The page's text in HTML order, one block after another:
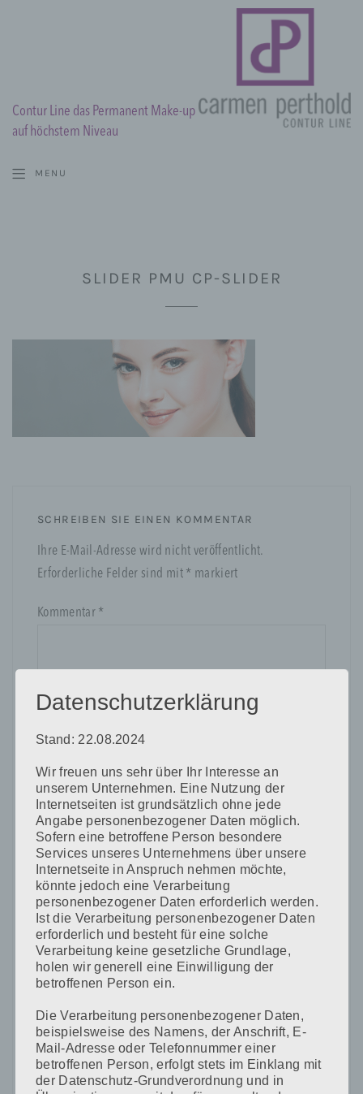
Contur Line das Permanent Make-up
auf höchstem Niveau
MENU
SLIDER PMU CP-SLIDER
SCHREIBEN SIE EINEN KOMMENTAR
Ihre E-Mail-Adresse wird nicht veröffentlicht.
Erforderliche Felder sind mit * markiert
Kommentar *
Name*
E-Mail-Adresse
Website
Name, E-Mail-Adresse und Website in diesem Browser
Datenschutzerklärung
Stand: 22.08.2024
Wir freuen uns sehr über Ihr Interesse an
unserem Unternehmen. Eine Nutzung der
Internetseiten ist grundsätzlich ohne jede
Angabe personenbezogener Daten möglich.
Sofern eine betroffene Person besondere
Services unseres Unternehmens über unsere
Internetseite in Anspruch nehmen möchte,
könnte jedoch eine Verarbeitung
personenbezogener Daten erforderlich werden.
Ist die Verarbeitung personenbezogener Daten
erforderlich und besteht für eine solche
Verarbeitung keine gesetzliche Grundlage,
holen wir generell eine Einwilligung der
betroffenen Person ein.
Die Verarbeitung personenbezogener Daten,
beispielsweise des Namens, der Anschrift, E-
Mail-Adresse oder Telefonnummer einer
betroffenen Person, erfolgt stets im Einklang mit
der Datenschutz-Grundverordnung und in